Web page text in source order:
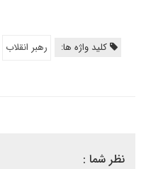
کلید واژه ها: رهبر انقلاب
نظر شما :